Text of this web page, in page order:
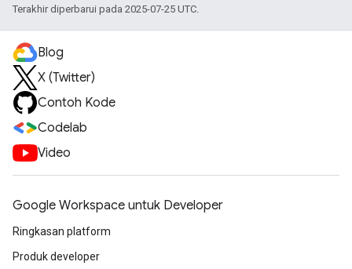
Terakhir diperbarui pada 2025-07-25 UTC.
Blog
X (Twitter)
Contoh Kode
Codelab
Video
Google Workspace untuk Developer
Ringkasan platform
Produk developer